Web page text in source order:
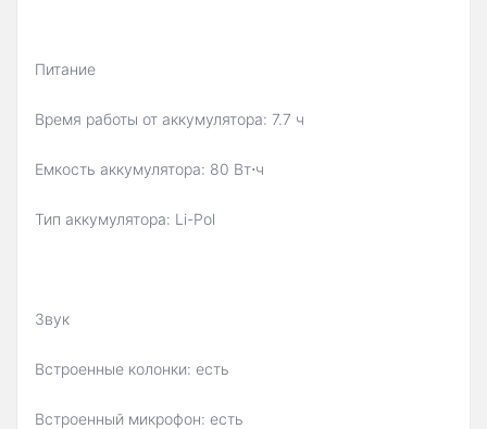
Питание
Время работы от аккумулятора: 7.7 ч
Емкость аккумулятора: 80 Вт⋅ч
Тип аккумулятора: Li-Pol
Звук
Встроенные колонки: есть
Встроенный микрофон: есть